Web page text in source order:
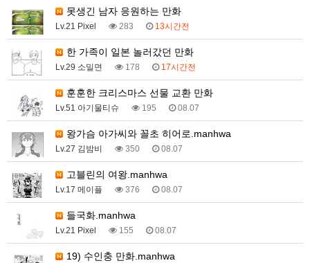
못생긴 남자 응원하는 만화
Lv.21 Pixel 283 13시간전
한 가족이 일본 놀러갔던 만화
Lv.29 소밀면 178 17시간전
훈훈한 크리스마스 선물 교환 만화
Lv.51 아기물티슈 195 08.07
왕가슴 아가씨와 꼴초 히어로.manhwa
Lv.27 김밤비 350 08.07
고블린의 여왕.manhwa
Lv.17 메이플 376 08.07
들국화.manhwa
Lv.21 Pixel 155 08.07
19) 수인충 만화.manhwa